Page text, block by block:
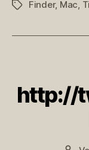
Schlagwörter
Finder, Mac
http://